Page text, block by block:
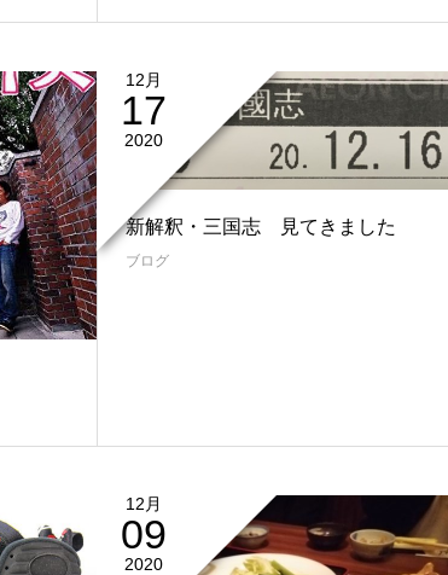
12月
17
2020
新解釈・三国志 見てきました
ブログ
12月
09
2020